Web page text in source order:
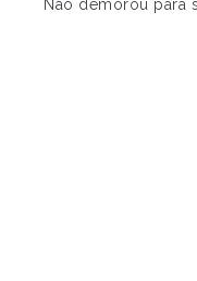
Não demorou para